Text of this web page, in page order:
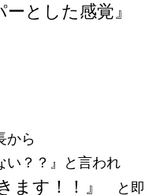
ーとした感覚』
から
い？？』と言われ
ます！！』
と即